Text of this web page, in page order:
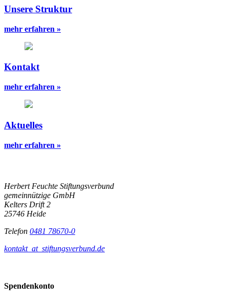
Unsere Struktur
mehr erfahren »
Kontakt
mehr erfahren »
Aktuelles
mehr erfahren »
Herbert Feuchte Stiftungsverbund
gemeinnützige GmbH
Kelters Drift 2
25746 Heide
Telefon 0481 78670-0
kontakt_at_ stiftungsverbund.de
Spendenkonto